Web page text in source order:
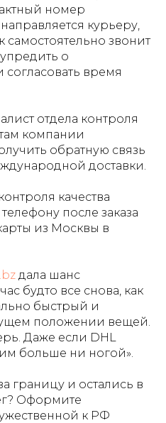
номер
курьеру,
самостоятельно звонит
о
время
отдела контроля
компании
обратную связь
доставки.
качества
после заказа
из Москвы в
дала шанс
будто все снова, как
быстрый и
положении вещей.
Даже если DHL
больше ни ногой».
границу и остались в
Оформите
к РФ